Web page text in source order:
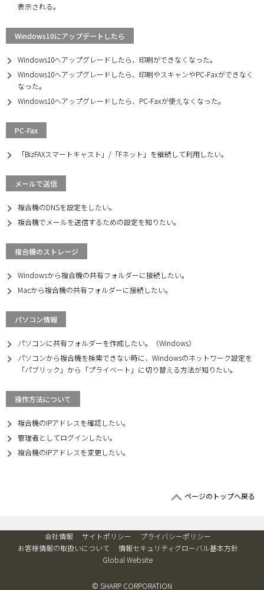
表示される。
Windows10にアップデートしたら
Windows10へアップグレードしたら、印刷ができなくなった。
Windows10へアップグレードしたら、印刷やスキャンやPC-Faxができなく
なった。
Windows10へアップグレードしたら、PC-Faxが使えなくなった。
PC-Fax
「BizFAXスマートキャスト」/「Fネット」を継続して利用したい。
メールで送信
複合機のDNSを設定をしたい。
複合機でメールを送信するための設定を知りたい。
複合機のストレージ
Windowsから複合機の共有フォルダーに接続したい。
Macから複合機の共有フォルダーに接続したい。
パソコン情報
パソコンに共有フォルダーを作成したい。（Windows）
パソコンから複合機を検索できない時に、Windowsのネットワーク設定を
「パブリック」から「プライベート」に切り替える方法が知りたい。
操作方法について
複合機のIPアドレスを確認したい。
管理者としてログインしたい。
複合機のIPアドレスを変更したい。
ページのトップへ戻る
会社情報 サイトポリシー
プライバシーポリシー
お客様情報の取扱いについて
情報セキュリティグローバル基本方針
Global Website
© SHARP CORPORATION